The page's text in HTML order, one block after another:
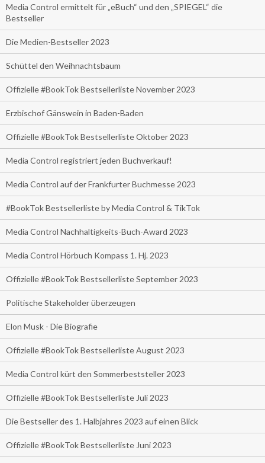
Media Control ermittelt für „eBuch“ und den „SPIEGEL“ die
Bestseller
Die Medien-Bestseller 2023
Schüttel den Weihnachtsbaum
Offizielle #BookTok Bestsellerliste November 2023
Erzbischof Gänswein in Baden-Baden
Offizielle #BookTok Bestsellerliste Oktober 2023
Media Control registriert jeden Buchverkauf!
Media Control auf der Frankfurter Buchmesse 2023
#BookTok Bestsellerliste by Media Control & TikTok
Media Control Nachhaltigkeits-Buch-Award 2023
Media Control Hörbuch Kompass 1. Hj. 2023
Offizielle #BookTok Bestsellerliste September 2023
Politische Stakeholder überzeugen
Elon Musk - Die Biografie
Offizielle #BookTok Bestsellerliste August 2023
Media Control kürt den Sommerbeststeller 2023
Offizielle #BookTok Bestsellerliste Juli 2023
Die Bestseller des 1. Halbjahres 2023 auf einen Blick
Offizielle #BookTok Bestsellerliste Juni 2023